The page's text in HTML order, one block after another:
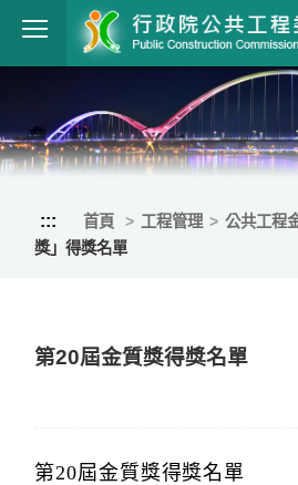
跳到主要內容
行
::: 首頁 工程管理 公共工程
獎」得獎名單
第20屆金質獎得獎名單
第20屆金質獎得獎名單